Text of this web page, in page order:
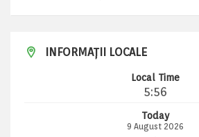
INFORMAȚII LOCALE
Local Time
5:56
Today
9 August 2026